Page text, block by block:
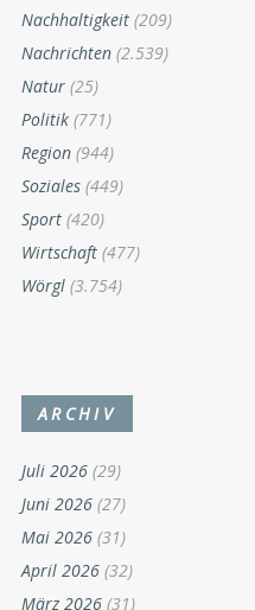
Nachhaltigkeit (209)
Nachrichten (2.539)
Natur (25)
Politik (771)
Region (944)
Soziales (449)
Sport (420)
Wirtschaft (477)
Wörgl (3.754)
ARCHIV
Juli 2026 (29)
Juni 2026 (27)
Mai 2026 (31)
April 2026 (32)
März 2026 (31)